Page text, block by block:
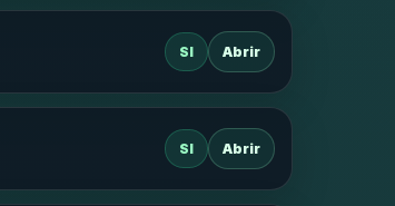
SI Abrir
SI Abrir